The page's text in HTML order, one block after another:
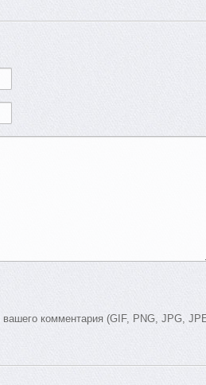
комментария (GIF, PNG, JPG,